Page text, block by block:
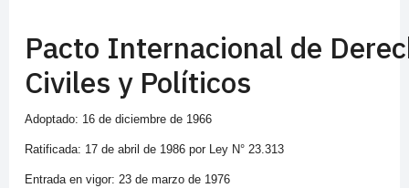
Pacto Internacional de
Civiles y Políticos
Adoptado: 16 de diciembre de 1966
Ratificada: 17 de abril de 1986 por Ley N° 23.313
Entrada en vigor: 23 de marzo de 1976